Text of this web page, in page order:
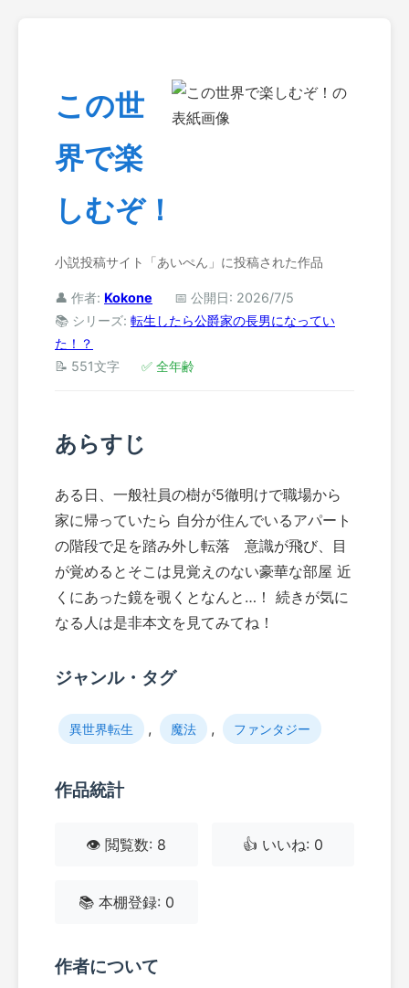
この世
界で楽
しむぞ！
小説投稿サイト「あいぺん」に投稿された作品
👤 作者: Kokone
📅 公開日: 2026/7/5
📚 シリーズ: 転生したら公爵家の長男になってい
た！？
📝 551文字
✅ 全年齢
あらすじ
ある日、一般社員の樹が5徹明けで職場から
家に帰っていたら 自分が住んでいるアパート
の階段で足を踏み外し転落 意識が飛び、目
が覚めるとそこは見覚えのない豪華な部屋 近
くにあった鏡を覗くとなんと…！ 続きが気に
なる人は是非本文を見てみてね！
ジャンル・タグ
異世界転生 , 魔法 , ファンタジー
作品統計
👁️ 閲覧数: 8 👍 いいね: 0
📚 本棚登録: 0
作者について